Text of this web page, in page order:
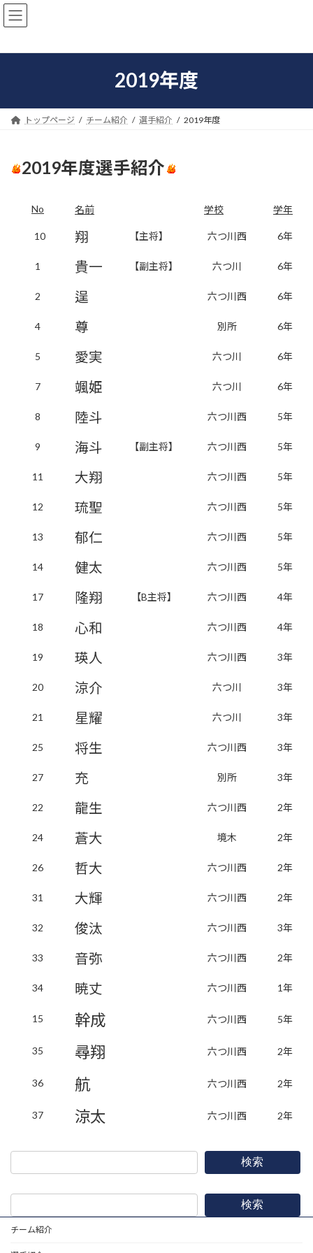
コ
ン
ナ
ビ
2019年度
トップページ チーム紹介 選手紹介 2019年度
2019年度選手紹介
No 名前 学校 学年
10 翔 【主将】 六つ川西 6年
1 貴一 【副主将】 六つ川 6年
2 逞 六つ川西 6年
4 尊 別所 6年
5 愛実 六つ川 6年
7 颯姫 六つ川 6年
8 陸斗 六つ川西 5年
9 海斗 【副主将】 六つ川西 5年
11 大翔 六つ川西 5年
12 琉聖 六つ川西 5年
13 郁仁 六つ川西 5年
14 健太 六つ川西 5年
17 隆翔 【B主将】 六つ川西 4年
18 心和 六つ川西 4年
19 瑛人 六つ川西 3年
20 涼介 六つ川 3年
21 星耀 六つ川 3年
25 将生 六つ川西 3年
27 充 別所 3年
22 龍生 六つ川西 2年
24 蒼大 境木 2年
26 哲大 六つ川西 2年
31 大輝 六つ川西 2年
32 俊汰 六つ川西 3年
33 音弥 六つ川西 2年
34 暁丈 六つ川西 1年
15 幹成 六つ川西 5年
35 尋翔 六つ川西 2年
36 航 六つ川西 2年
37 涼太 六つ川西 2年
検索
検索
チーム紹介